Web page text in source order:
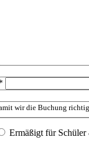
wir die Buchung
Ermäßigt für